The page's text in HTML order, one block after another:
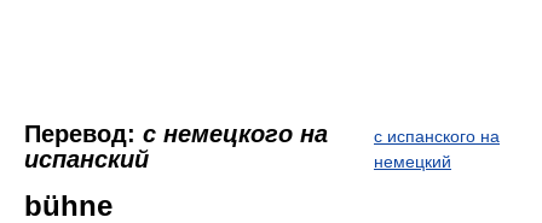
Перевод: с немецкого на
испанский
с испанского на
немецкий
bühne